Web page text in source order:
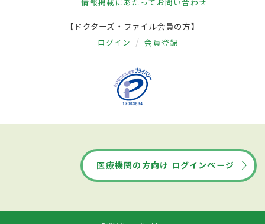
【ドクターズ・ファイル会員の方】
ログイン 会員登録
医療機関の方向け ログインページ